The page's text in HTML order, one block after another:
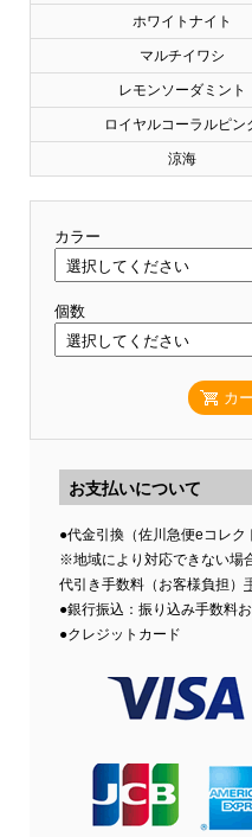
ホワイトナイト
マルチイワシ
レモンソーダミント
ロイヤルコーラルピン
涼海
カラー
個数
カ
お支払いについて
●代金引換（佐川急便eコレ
※地域により対応できない場
代引き手数料（お客様負担）
●銀行振込：振り込み手数料
●クレジットカード